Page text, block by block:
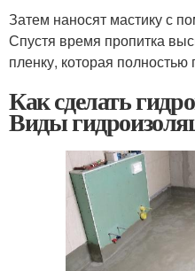
Затем наносят мастику с
Спустя время пропитка
пленку, которая
Как сделать
Виды